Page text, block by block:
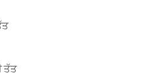
ਤੱਤ